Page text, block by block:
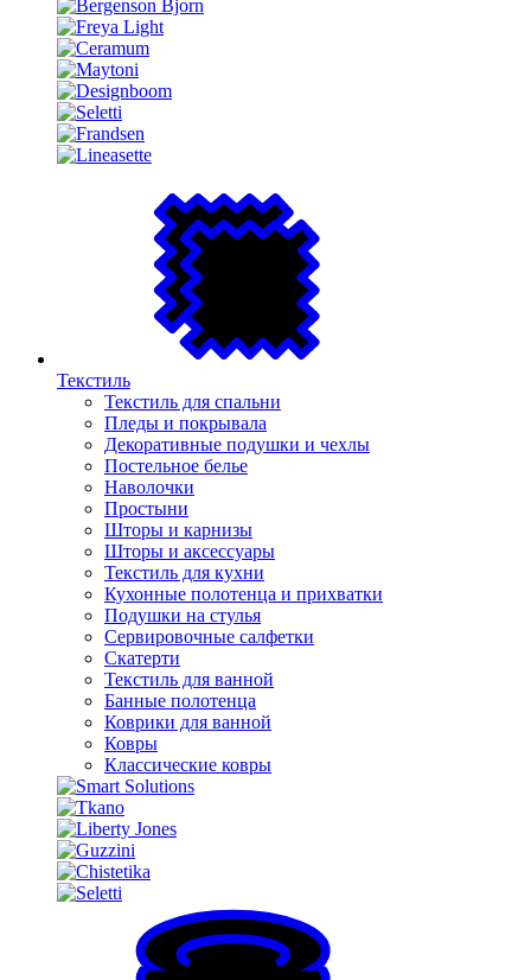
Текстиль
Текстиль для спальни
Пледы и покрывала
Декоративные подушки и чехлы
Постельное белье
Наволочки
Простыни
Шторы и карнизы
Шторы и аксессуары
Текстиль для кухни
Кухонные полотенца и прихватки
Подушки на стулья
Сервировочные салфетки
Скатерти
Текстиль для ванной
Банные полотенца
Коврики для ванной
Ковры
Классические ковры